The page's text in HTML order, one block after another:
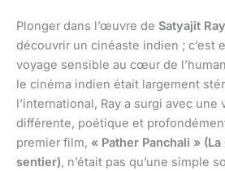
Plonger dans l’œuvre de Satyajit Ray
découvrir un cinéaste indien ; c’est
voyage sensible au cœur de
le cinéma indien était largement
l’international, Ray a surgi avec
différente, poétique et
premier film, « Pather Panchali »
sentier), n’était pas qu’une simple